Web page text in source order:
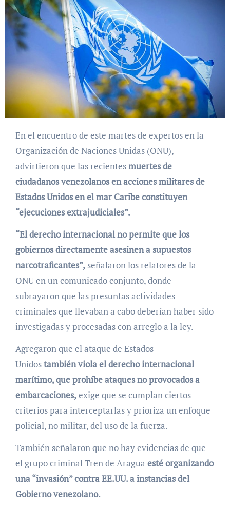
En el encuentro de este martes de expertos en la
Organización de Naciones Unidas (ONU),
advirtieron que las recientesmuertes de
ciudadanos venezolanos en acciones militares de
Estados Unidos en el mar Caribe constituyen
“ejecuciones extrajudiciales”.
“El derecho internacional no permite que los
gobiernos directamente asesinen a supuestos
narcotraficantes”,señalaron los relatores de la
ONU en un comunicado conjunto, donde
subrayaron que las presuntas actividades
criminales que llevaban a cabo deberían haber sido
investigadas y procesadas con arreglo a la ley.
Agregaron que el ataque de Estados
Unidostambién viola el derecho internacional
marítimo, que prohíbe ataques no provocados a
embarcaciones,exige que se cumplan ciertos
criterios para interceptarlas y prioriza un enfoque
policial, no militar, del uso de la fuerza.
También señalaron que no hay evidencias de que
el grupo criminal Tren de Aragua esté organizando
una “invasión” contra EE.UU. a instancias del
Gobierno venezolano.